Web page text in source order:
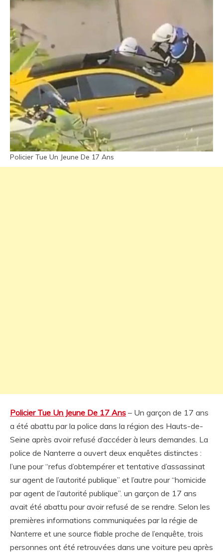
Policier Tue Un Jeune De 17 Ans
Policier Tue Un Jeune De 17 Ans – Un garçon de 17 ans
a été abattu par la police dans la région des Hauts-de-
Seine après avoir refusé d’accéder à leurs demandes. La
police de Nanterre a ouvert deux enquêtes distinctes :
l’une pour “refus d’obtempérer et tentative d’assassinat
sur agent de l’autorité publique” et l’autre pour “homicide
par agent de l’autorité publique”. un garçon de 17 ans
avait été abattu pour avoir refusé de se rendre. Selon les
premières informations communiquées par la régie de
Nanterre et une source fiable proche de l’enquête, trois
personnes ont été retrouvées dans une voiture peu après